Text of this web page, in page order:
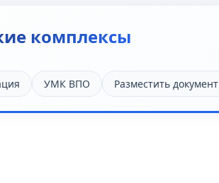
комплексы
УМК ВПО Разместить документ